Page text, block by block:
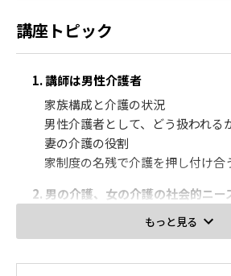
講座トピック
1. 講師は男性介護者
家族構成と介護の状況
男性介護者として、どう扱われる
妻の介護の役割
家制度の名残で介護を押し付け合
2. 男の介護、女の介護の社会的ニー
男性介護の講演のきっかけ
男女共同参画とは？
もっと見る